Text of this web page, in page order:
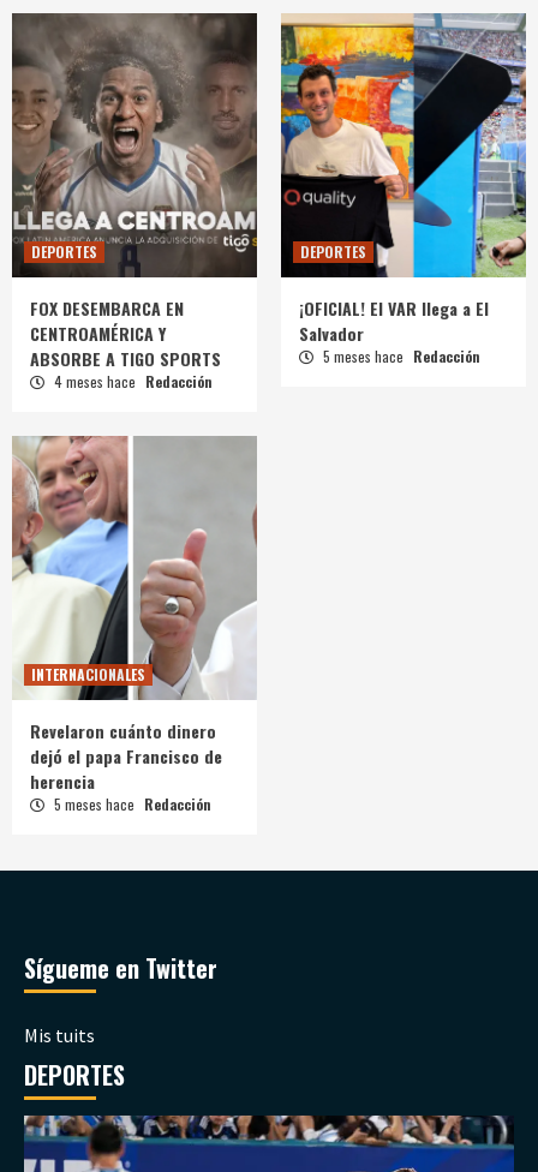
DEPORTES
FOX DESEMBARCA EN
CENTROAMÉRICA Y
ABSORBE A TIGO SPORTS
4 meses hace Redacción
DEPORTES
¡OFICIAL! El VAR llega a El
Salvador
5 meses hace Redacción
INTERNACIONALES
Revelaron cuánto dinero
dejó el papa Francisco de
herencia
5 meses hace Redacción
Sígueme en Twitter
Mis tuits
DEPORTES